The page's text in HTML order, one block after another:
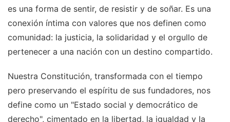
es una forma de sentir, de resistir y de soñar. Es una
conexión íntima con valores que nos definen como
comunidad: la justicia, la solidaridad y el orgullo de
pertenecer a una nación con un destino compartido.
Nuestra Constitución, transformada con el tiempo
pero preservando el espíritu de sus fundadores, nos
define como un "Estado social y democrático de
derecho", cimentado en la libertad, la igualdad y la